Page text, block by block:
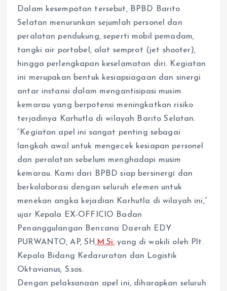
Dalam kesempatan tersebut, BPBD Barito
Selatan menurunkan sejumlah personel dan
peralatan pendukung, seperti mobil pemadam,
tangki air portabel, alat semprot (jet shooter),
hingga perlengkapan keselamatan diri. Kegiatan
ini merupakan bentuk kesiapsiagaan dan sinergi
antar instansi dalam mengantisipasi musim
kemarau yang berpotensi meningkatkan risiko
terjadinya Karhutla di wilayah Barito Selatan.
“Kegiatan apel ini sangat penting sebagai
langkah awal untuk mengecek kesiapan personel
dan peralatan sebelum menghadapi musim
kemarau. Kami dari BPBD siap bersinergi dan
berkolaborasi dengan seluruh elemen untuk
menekan angka kejadian Karhutla di wilayah ini,”
ujar Kepala EX-OFFICIO Badan
Penanggulangan Bencana Daerah EDY
PURWANTO, AP, SH,M.Si. yang di wakili oleh Plt.
Kepala Bidang Kedaruratan dan Logistik
Oktavianus, S.sos.
Dengan pelaksanaan apel ini, diharapkan seluruh